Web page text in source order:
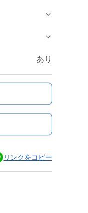
あり
リンクをコピー